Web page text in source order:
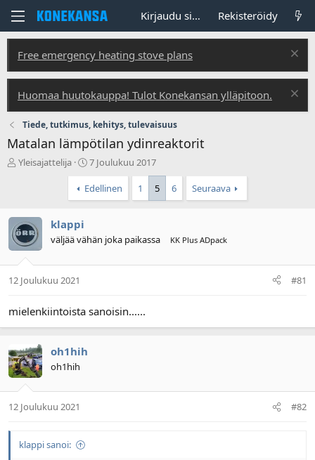
Kirjaudu sisään Rekisteröidy
Free emergency heating stove plans
Huomaa huutokauppa! Tulot Konekansan ylläpitoon.
Tiede, tutkimus, kehitys, tulevaisuus
Matalan lämpötilan ydinreaktorit
V
i
k
e
j
u
a
l
i
t
t
j
a
Yleisajattelija
A
o
i
s
ä
m
ä
7 Joulukuu 2017
Edellinen 1 5 6 Seuraava
klappi
väljää vähän joka paikassa KK Plus ADpack
12 Joulukuu 2021 #81
mielenkiintoista sanoisin......
oh1hih
oh1hih
12 Joulukuu 2021 #82
klappi sanoi: